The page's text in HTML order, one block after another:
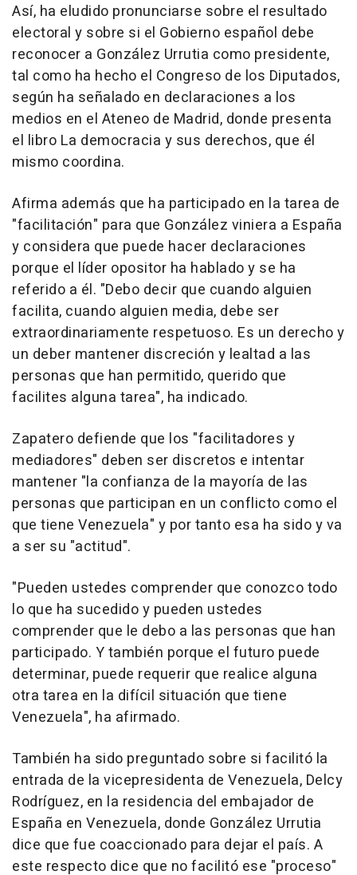
Así, ha eludido pronunciarse sobre el resultado
electoral y sobre si el Gobierno español debe
reconocer a González Urrutia como presidente,
tal como ha hecho el Congreso de los Diputados,
según ha señalado en declaraciones a los
medios en el Ateneo de Madrid, donde presenta
el libro La democracia y sus derechos, que él
mismo coordina.
Afirma además que ha participado en la tarea de
"facilitación" para que González viniera a España
y considera que puede hacer declaraciones
porque el líder opositor ha hablado y se ha
referido a él. "Debo decir que cuando alguien
facilita, cuando alguien media, debe ser
extraordinariamente respetuoso. Es un derecho y
un deber mantener discreción y lealtad a las
personas que han permitido, querido que
facilites alguna tarea", ha indicado.
Zapatero defiende que los "facilitadores y
mediadores" deben ser discretos e intentar
mantener "la confianza de la mayoría de las
personas que participan en un conflicto como el
que tiene Venezuela" y por tanto esa ha sido y va
a ser su "actitud".
"Pueden ustedes comprender que conozco todo
lo que ha sucedido y pueden ustedes
comprender que le debo a las personas que han
participado. Y también porque el futuro puede
determinar, puede requerir que realice alguna
otra tarea en la difícil situación que tiene
Venezuela", ha afirmado.
También ha sido preguntado sobre si facilitó la
entrada de la vicepresidenta de Venezuela, Delcy
Rodríguez, en la residencia del embajador de
España en Venezuela, donde González Urrutia
dice que fue coaccionado para dejar el país. A
este respecto dice que no facilitó ese "proceso"